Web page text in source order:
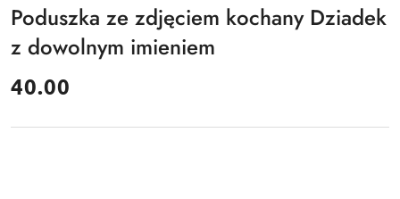
Poduszka ze zdjęciem kochany Dziadek
z dowolnym imieniem
cena:
40.00